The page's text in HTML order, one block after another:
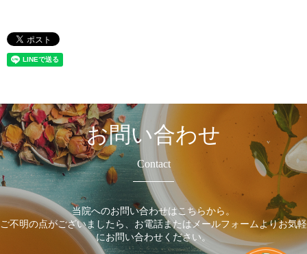
お問い合わせ
Contact
当院へのお問い合わせはこちらから。
ご不明の点がございましたら、お電話またはメールフォームよりお気軽
にお問い合わせください。